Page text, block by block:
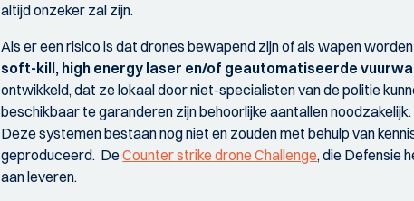
altijd onzeker zal zijn.
Als er een risico is dat drones bewapend zijn of als wapen
soft-kill, high energy laser en/of geautomatiseerde
ontwikkeld, dat ze lokaal door niet-specialisten van de politie
beschikbaar te garanderen zijn behoorlijke aantallen noodzakelijk.
Deze systemen bestaan nog niet en zouden met behulp van
geproduceerd. DeCounter strike drone Challenge, die Defensie
aan leveren.